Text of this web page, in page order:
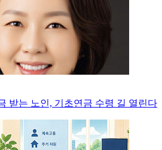
받는 노인, 기초연금 수령 길 열린다